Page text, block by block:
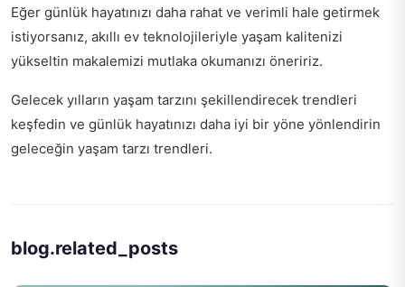
Eğer günlük hayatınızı daha rahat ve verimli hale getirmek
istiyorsanız, akıllı ev teknolojileriyle yaşam kalitenizi
yükseltin makalemizi mutlaka okumanızı öneririz.
Gelecek yılların yaşam tarzını şekillendirecek trendleri
keşfedin ve günlük hayatınızı daha iyi bir yöne yönlendirin
geleceğin yaşam tarzı trendleri.
blog.related_posts